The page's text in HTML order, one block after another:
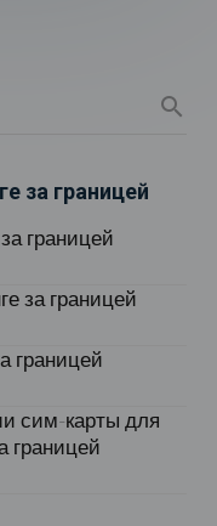
за границей
границей
за границей
границей
сим-карты для
границей